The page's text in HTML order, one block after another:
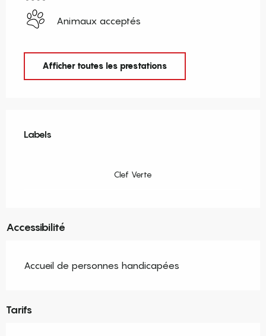
Animaux acceptés
Afficher toutes les prestations
Labels
Labels
Clef Verte
Accessibilité
Accueil de personnes handicapées
Tarifs